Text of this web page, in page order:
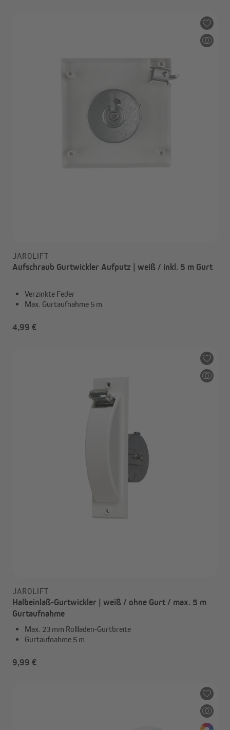
JAROLIFT
Aufschraub Gurtwickler Aufputz | weiß / inkl. 5 m Gurt
Verzinkte Feder
Max. Gurtaufnahme 5 m
4,99 €
JAROLIFT
Halbeinlaß-Gurtwickler | weiß / ohne Gurt / max. 5 m
Gurtaufnahme
Max. 23 mm Rollladen-Gurtbreite
Gurtaufnahme 5 m
9,99 €